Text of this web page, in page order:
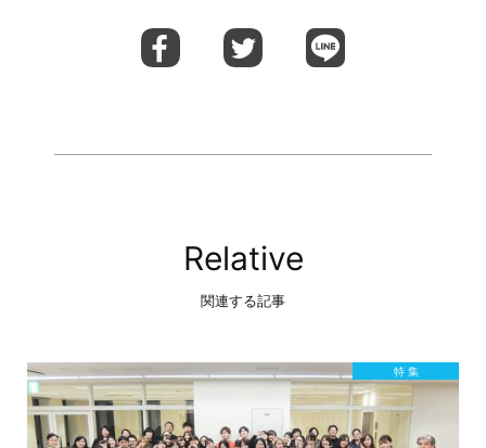
Relative
関連する記事
特 集